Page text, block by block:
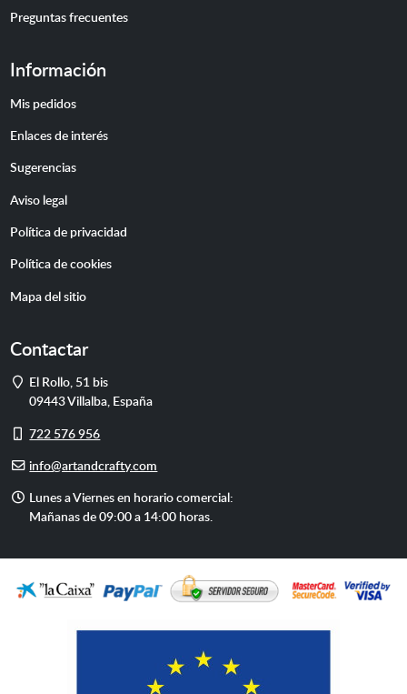
Preguntas frecuentes
Información
Mis pedidos
Enlaces de interés
Sugerencias
Aviso legal
Política de privacidad
Política de cookies
Mapa del sitio
Contactar
Dirección
El Rollo, 51 bis
09443Villalba, España
Móvil
722 576 956
E-info@artandcrafty.com
Horario
de
Lunes a Viernes en horario comercial:
Mañanas de 09:00 a 14:00 horas.